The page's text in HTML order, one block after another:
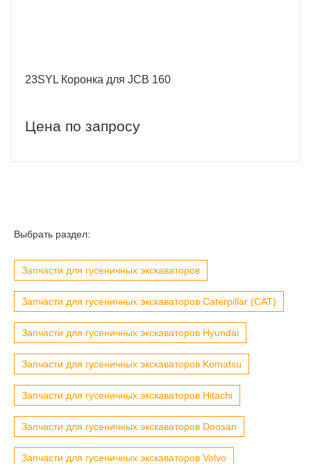
23SYL Коронка для JCB 160
Цена по запросу
Выбрать раздел:
Запчасти для гусеничных экскаваторов
Запчасти для гусеничных экскаваторов Caterpillar (CAT)
Запчасти для гусеничных экскаваторов Hyundai
Запчасти для гусеничных экскаваторов Komatsu
Запчасти для гусеничных экскаваторов Hitachi
Запчасти для гусеничных экскаваторов Doosan
Запчасти для гусеничных экскаваторов Volvo